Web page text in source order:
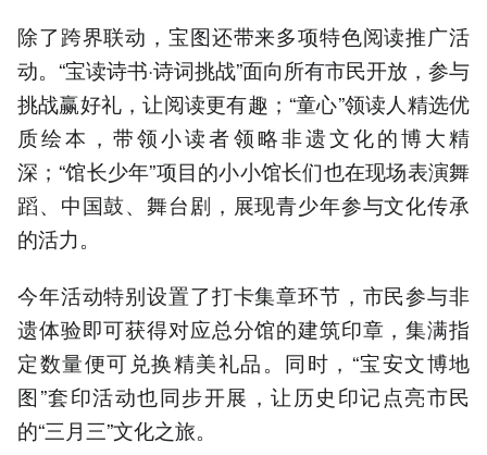
除了跨界联动，宝图还带来多项特色阅读推广活
动。“宝读诗书·诗词挑战”面向所有市民开放，参与
挑战赢好礼，让阅读更有趣；“童心”领读人精选优
质绘本，带领小读者领略非遗文化的博大精
深；“馆长少年”项目的小小馆长们也在现场表演舞
蹈、中国鼓、舞台剧，展现青少年参与文化传承
的活力。
今年活动特别设置了打卡集章环节，市民参与非
遗体验即可获得对应总分馆的建筑印章，集满指
定数量便可兑换精美礼品。同时，“宝安文博地
图”套印活动也同步开展，让历史印记点亮市民
的“三月三”文化之旅。